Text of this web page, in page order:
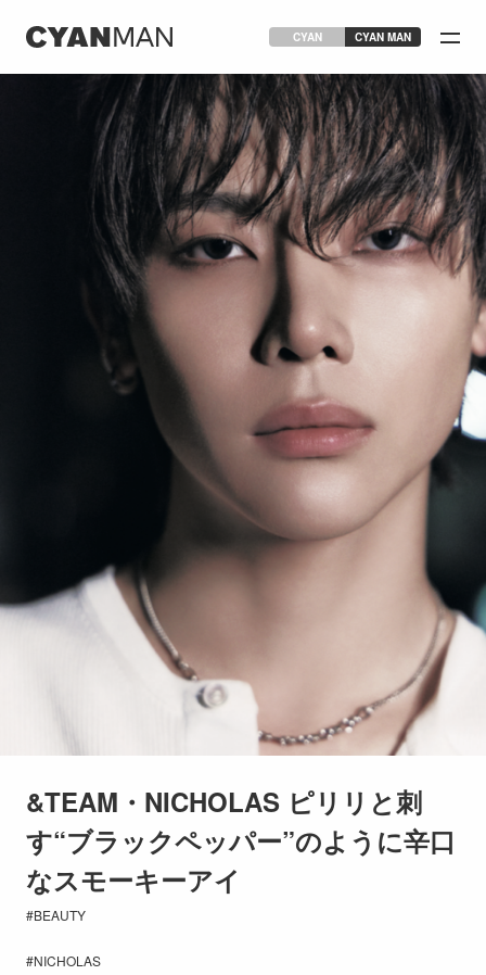
CYAN CYAN MAN
&TEAM・NICHOLAS ピリリと刺
す“ブラックペッパー”のように辛口
なスモーキーアイ
BEAUTY
NICHOLAS